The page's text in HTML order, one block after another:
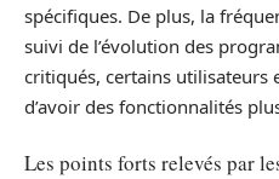
spécifiques. De plus, la
suivi de l’évolution des
critiqués, certains utilisateurs
d’avoir des fonctionnalités
Les points forts relevés par